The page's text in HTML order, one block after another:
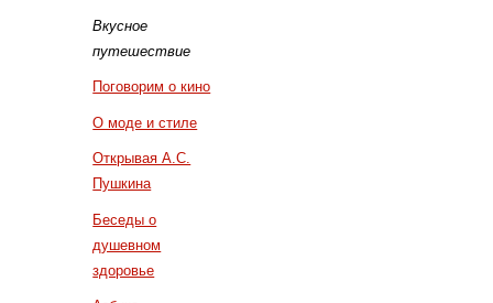
Вкусное
путешествие
Поговорим о кино
О моде и стиле
Открывая А.С.
Пушкина
Беседы о
душевном
здоровье